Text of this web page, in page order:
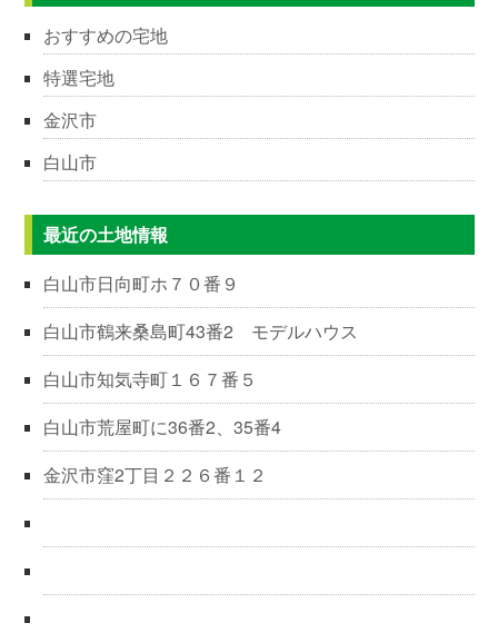
おすすめの宅地
特選宅地
金沢市
白山市
最近の土地情報
白山市日向町ホ７０番９
白山市鶴来桑島町43番2 モデルハウス
白山市知気寺町１６７番５
白山市荒屋町に36番2、35番4
金沢市窪2丁目２２６番１２